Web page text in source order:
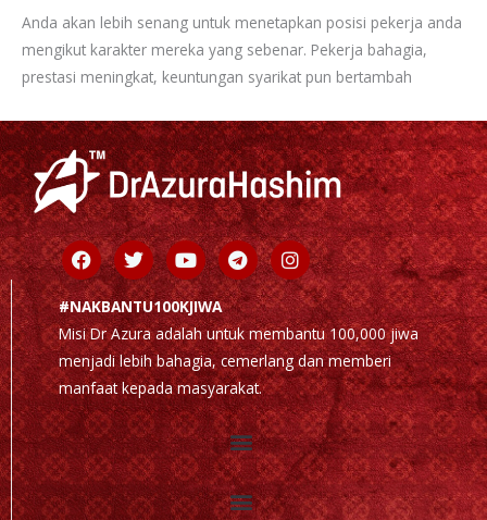
Anda akan lebih senang untuk menetapkan posisi pekerja anda
mengikut karakter mereka yang sebenar. Pekerja bahagia,
prestasi meningkat, keuntungan syarikat pun bertambah
Facebook
TwitterYoutubeTelegramInstagram
#NAKBANTU100KJIWA
Misi Dr Azura adalah untuk membantu 100,000 jiwa
menjadi lebih bahagia, cemerlang dan memberi
manfaat kepada masyarakat.